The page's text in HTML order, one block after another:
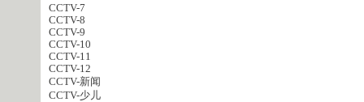
CCTV-7
CCTV-8
CCTV-9
CCTV-10
CCTV-11
CCTV-12
CCTV-新闻
CCTV-少儿